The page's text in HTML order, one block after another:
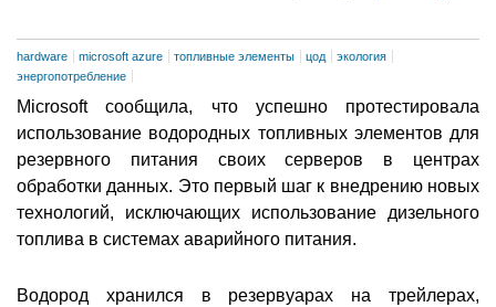
hardware microsoft azure топливные элементы цод
экология
энергопотребление
Microsoft сообщила, что успешно протестировала
использование водородных топливных элементов для
резервного питания своих серверов в центрах
обработки данных. Это первый шаг к внедрению новых
технологий, исключающих использование дизельного
топлива в системах аварийного питания.
Водород хранился в резервуарах на трейлерах,